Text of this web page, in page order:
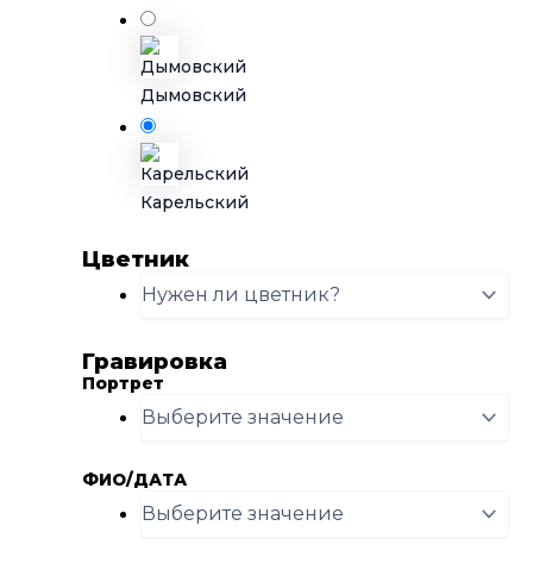
Карельский
Дымовский
Цветник
Гравировка
Портрет
ФИО/ДАТА